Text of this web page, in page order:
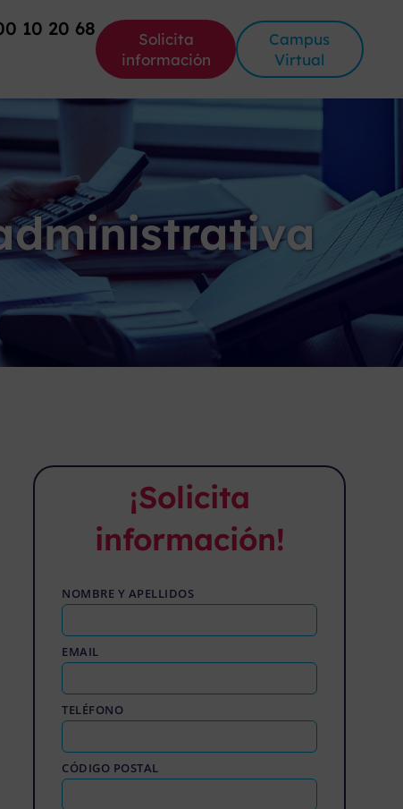
10 20 68
Solicita
información
Campus
Virtual
¡Solicita
información!
NOMBRE Y APELLIDOS
EMAIL
TELÉFONO
CÓDIGO POSTAL